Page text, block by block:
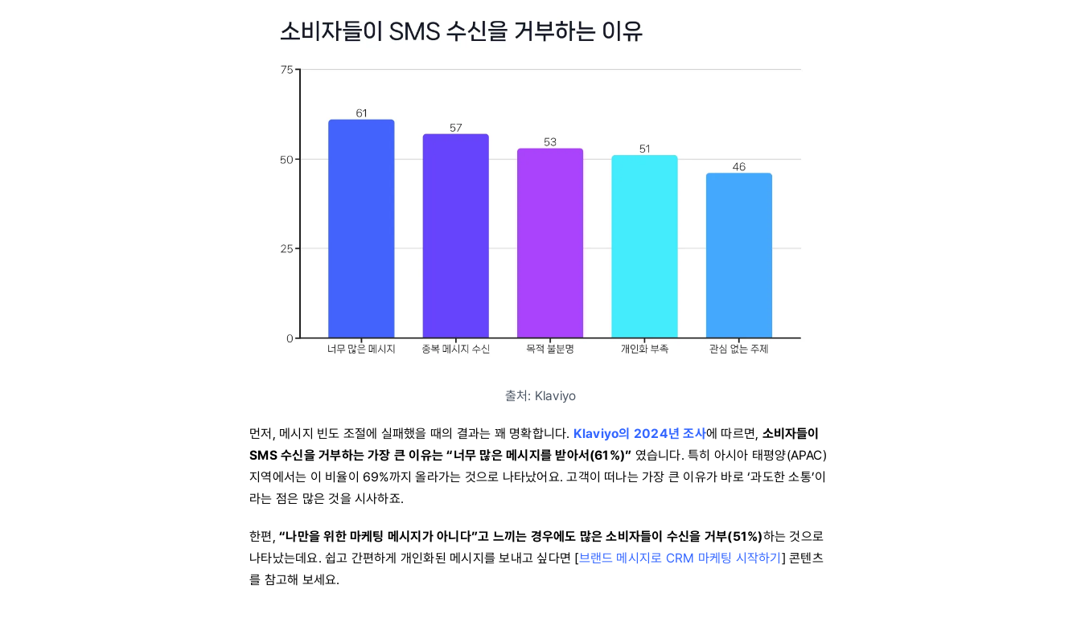
출처: Klaviyo
먼저, 메시지 빈도 조절에 실패했을 때의 결과는 꽤 명확합니다. Klaviyo의 2024년 조사에 따르면, 소비자들이
SMS 수신을 거부하는 가장 큰 이유는 “너무 많은 메시지를 받아서(61%)” 였습니다. 특히 아시아 태평양(APAC)
지역에서는 이 비율이 69%까지 올라가는 것으로 나타났어요. 고객이 떠나는 가장 큰 이유가 바로 ‘과도한 소통’이
라는 점은 많은 것을 시사하죠.
한편,“나만을 위한 마케팅 메시지가 아니다”고 느끼는 경우에도 많은 소비자들이 수신을 거부(51%)하는 것으로
나타났는데요. 쉽고 간편하게 개인화된 메시지를 보내고 싶다면 [브랜드 메시지로 CRM 마케팅 시작하기] 콘텐츠
를 참고해 보세요.